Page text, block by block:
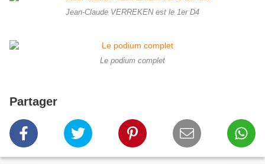
Jean-Claude VERREKEN est le 1er D4
Le podium complet
Partager